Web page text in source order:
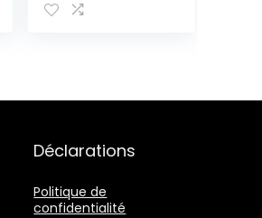
complet + 5
nicotine ni de
Déclarations
Politique de
confidentialité